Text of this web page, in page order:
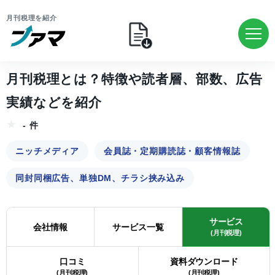
月刊税理を紹介
月刊税理とは？特徴や読者層、部数、広告
実績などを紹介
- 件
ニッチメディア 会員誌・定期購読誌・顧客情報誌
同封同梱広告、単独DM、チラシ挟み込み
会社情報 サービス一覧
サービス
(月刊税理)
口コミ
(月刊税理)
資料ダウンロード
(月刊税理)